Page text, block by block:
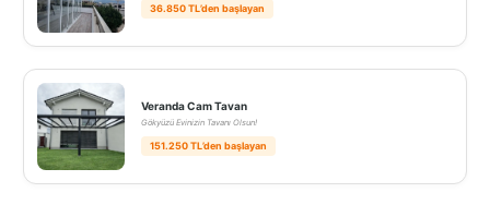
36.850 TL’den başlayan
Veranda Cam Tavan
Gökyüzü Evinizin Tavanı Olsun!
151.250 TL’den başlayan